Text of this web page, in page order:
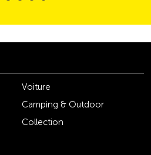
Voiture
Camping & Outdoor
Collection